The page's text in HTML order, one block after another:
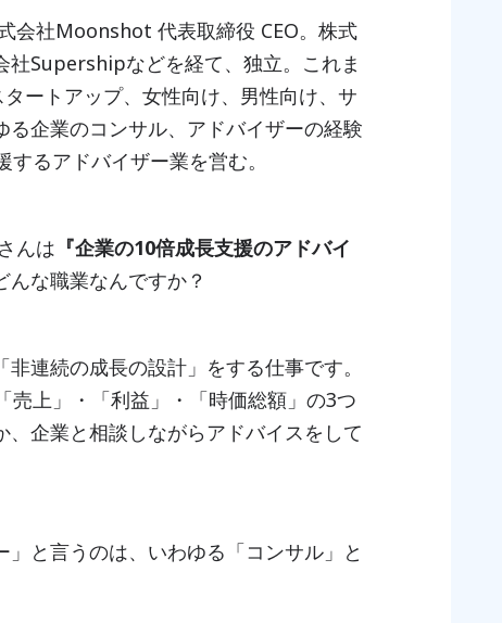
会社Moonshot 代表取締役 CEO。株式
社Supershipなどを経て、独立。これま
ートアップ、女性向け、男性向け、サ
る企業のコンサル、アドバイザーの経験
るアドバイザー業を営む。
んは 『企業の10倍成長支援のアドバイ
んな職業なんですか？
連続の成長の設計」をする仕事です。
売上」・「利益」・「時価総額」の3つ
企業と相談しながらアドバイスをして
と言うのは、いわゆる「コンサル」と